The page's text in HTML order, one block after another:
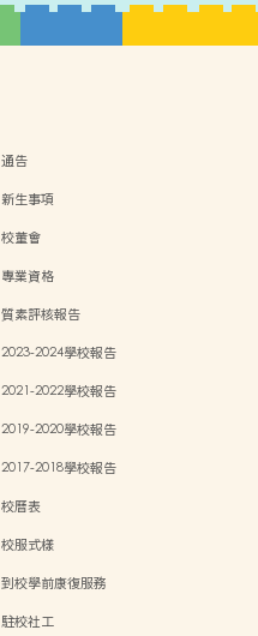
通告
新生事項
校董會
專業資格
質素評核報告
2023-2024學校報告
2021-2022學校報告
2019-2020學校報告
2017-2018學校報告
校曆表
校服式樣
到校學前康復服務
駐校社工